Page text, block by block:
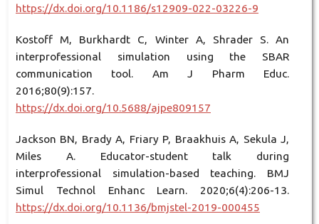
https://dx.doi.org/10.1186/s12909-022-03226-9
Kostoff M, Burkhardt C, Winter A, Shrader S. An
interprofessional simulation using the SBAR
communication tool. Am J Pharm Educ.
2016;80(9):157.
https://dx.doi.org/10.5688/ajpe809157
Jackson BN, Brady A, Friary P, Braakhuis A, Sekula J,
Miles A. Educator-student talk during
interprofessional simulation-based teaching. BMJ
Simul Technol Enhanc Learn. 2020;6(4):206-13.
https://dx.doi.org/10.1136/bmjstel-2019-000455